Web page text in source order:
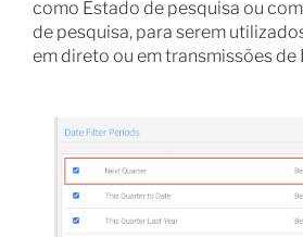
como Estado de pesquisa ou
de pesquisa, para serem
em direto ou em transmissões de